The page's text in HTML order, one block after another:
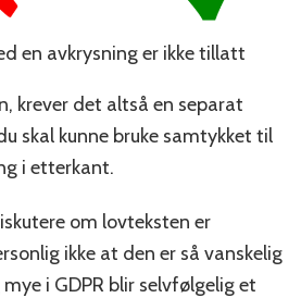
en avkrysning er ikke tillatt
krever det altså en separat
skal kunne bruke samtykket til
i etterkant.
om lovteksten er
ikke at den er så vanskelig
i GDPR blir selvfølgelig et